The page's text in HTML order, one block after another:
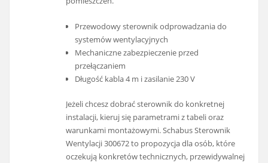
Przewodowy sterownik odprowadzania do
systemów wentylacyjnych
Mechaniczne zabezpieczenie przed
przełączaniem
Długość kabla 4 m i zasilanie 230 V
Jeżeli chcesz dobrać sterownik do konkretnej
instalacji, kieruj się parametrami z tabeli oraz
warunkami montażowymi. Schabus Sterownik
Wentylacji 300672 to propozycja dla osób, które
oczekują konkretów technicznych, przewidywalnej